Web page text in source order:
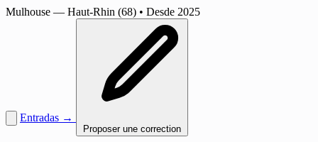
Mulhouse — Haut-Rhin (68) • Desde 2025
Entradas →
Proposer une correction